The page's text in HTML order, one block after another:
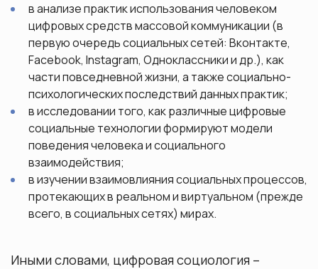
Практическая подготовка и НИР
Курсовые работы
Качество образования
Порядок прикрепления для подготовки
диссертации и сдачи кандидатских экзаменов
О поселении иногородних абитуриентов в
общежитии МГУ им. М.В. Ломоносова
в анализе практик использования человеком
цифровых средств массовой коммуникации (в
первую очередь социальных сетей: Вконтакте,
Facebook, Instagram, Одноклассники и др.), как
части повседневной жизни, а также социально-
психологических последствий данных практик;
в исследовании того, как различные цифровые
социальные технологии формируют модели
поведения человека и социального
взаимодействия;
в изучении взаимовлияния социальных процессов,
протекающих в реальном и виртуальном (прежде
всего, в социальных сетях) мирах.
Иными словами, цифровая социология –